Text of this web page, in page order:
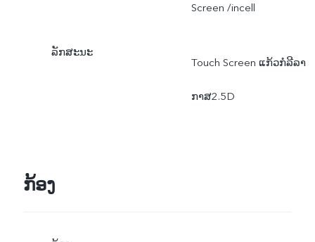
Screen /incell
ລັກສະນະ
Touch Screen ແກ້ວກໍລີລາ
ກາສ2.5D
ກ້ອງ